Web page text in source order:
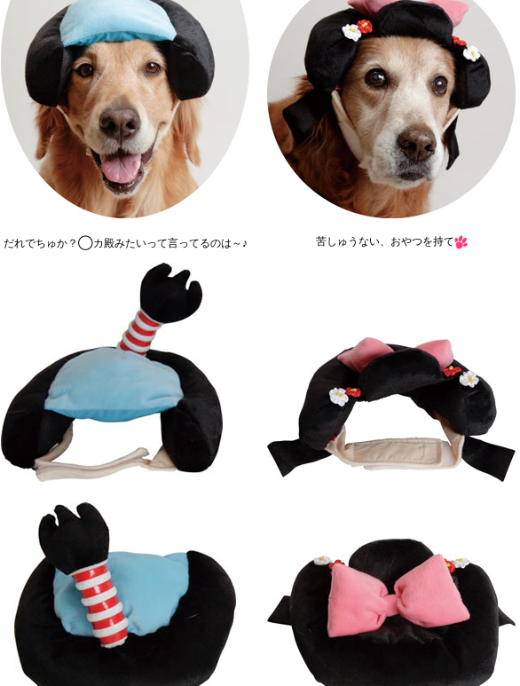
だれでちゅか？◯カ殿みたいって言ってるのは～♪ 苦しゅうない、おやつを持て